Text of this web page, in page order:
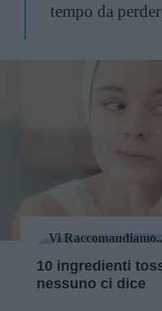
tempo da
Vi
10 ingredienti
nessuno ci dice